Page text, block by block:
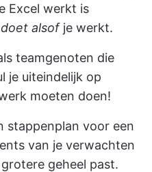
Excel werkt is
alsofje werkt.
teamgenoten die
je uiteindelijk op
moeten doen!
stappenplan voor een
van je verwachten
geheel past.